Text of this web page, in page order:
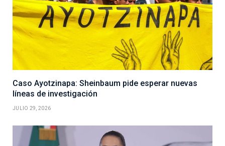
Caso Ayotzinapa: Sheinbaum pide esperar nuevas
líneas de investigación
JULIO 29, 2026